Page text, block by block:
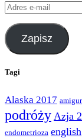
Adres
e-
mail
Zapisz
Tagi
Alaska 2017
podróży Azja
endometrioza english